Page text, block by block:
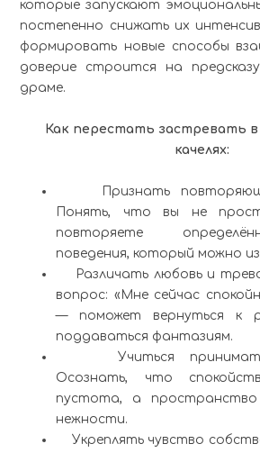
которые запускают
постепенно снижать их
формировать новые способы
доверие строится на
драме.
Как перестать застревать
качелях:
Признать
Понять, что вы не
повторяете
поведения, который можно
Различать любовь и
вопрос: «Мне сейчас
— поможет вернуться к
поддаваться фантазиям.
Учиться принимать
Осознать, что
пустота, а
нежности.
Укреплять чувство